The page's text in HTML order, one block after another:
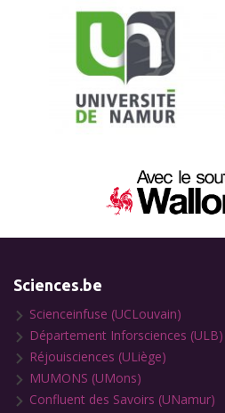
Sciences.be
Scienceinfuse (UCLouvain)
Département Inforsciences (ULB)
Réjouisciences (ULiège)
MUMONS (UMons)
Confluent des Savoirs (UNamur)